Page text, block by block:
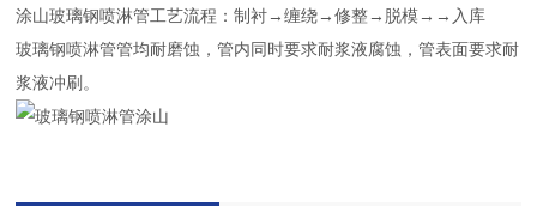
涂山玻璃钢喷淋管工艺流程：制衬→缠绕→修整→脱模→→入库
玻璃钢喷淋管管均耐磨蚀，管内同时要求耐浆液腐蚀，管表面要求耐
浆液冲刷。